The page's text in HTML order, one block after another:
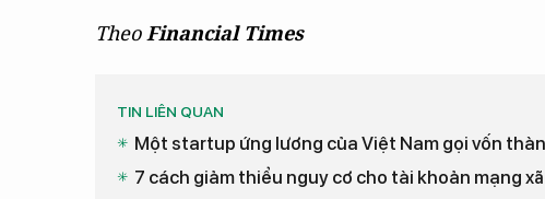
TheoFinancial Times
TIN LIÊN QUAN
Một startup ứng lương của Việt Nam gọi vốn
7 cách giảm thiểu nguy cơ cho tài khoản mạng